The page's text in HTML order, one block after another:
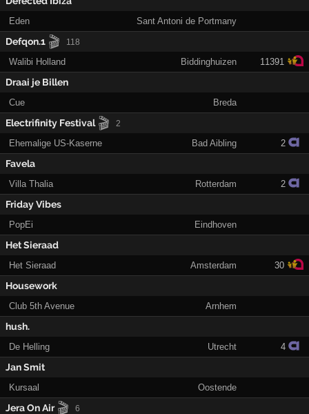
Eden Sant Antoni de Portmany
Defqon.1 🎬 118
Walibi Holland Biddinghuizen 11391
Draai je Billen
Cue Breda
Electrifinity Festival 🎬 2
Ehemalige US-Kaserne Bad Aibling 2
Favela
Villa Thalia Rotterdam 2
Friday Vibes
PopEi Eindhoven
Het Sieraad
Het Sieraad Amsterdam 30
Housework
Club 5th Avenue Arnhem
hush.
De Helling Utrecht 4
Jan Smit
Kursaal Oostende
Jera On Air 🎬 6